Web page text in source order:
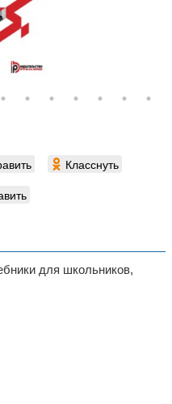
Класснуть
для школьников,